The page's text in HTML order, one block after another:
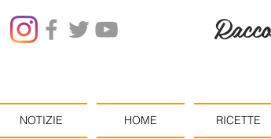
NOTIZIE HOME RICETTE